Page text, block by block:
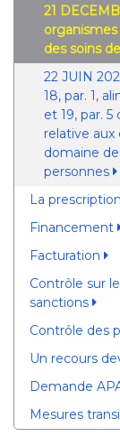
21
des soins
22 JUIN
18, par. 1,
et 19, par.
relative aux
domaine
personnes
La prescription
Financement
Facturation
Contrôle sur
sanctions
Contrôle des
Un recours
Demande
Mesures